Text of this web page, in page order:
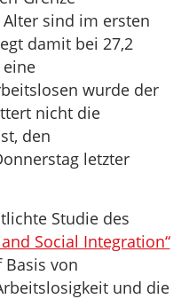
sind im ersten
damit bei 27,2
wurde der
nicht die
den
letzter
Studie des
Social Integration“
von
und die